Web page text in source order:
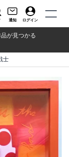
通知 ログイン
が見つかる
士